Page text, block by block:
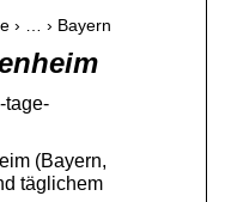
› … › Bayern
tage-
(Bayern,
täglichem